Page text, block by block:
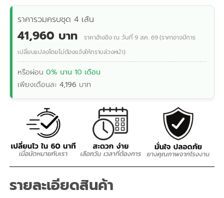
ราคารวมครบชุด 4 เส้น
41,960 บาท
ราคาอ้างอิง ณ วันที่ 9 ส.ค. 69 (ราคาอาจมีการ
เปลี่ยนแปลงโดยไม่ต้องแจ้งให้ทราบล่วงหน้า)
หรือผ่อน0% นาน 10 เดือน
เพียงเดือนละ4,196 บาท
รายละเอียดสินค้า